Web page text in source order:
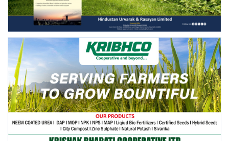
Language
English Hindi